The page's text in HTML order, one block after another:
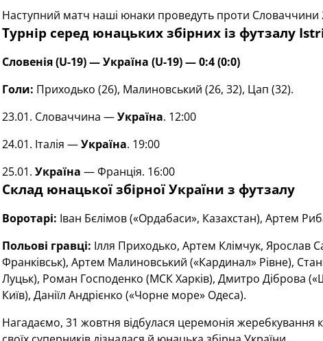
Наступний матч наші юнаки проведуть проти Словаччини
Турнір серед юнацьких збірних із футзалу
Словенія (U-19) — Україна (U-19)—0:4 (0:0)
Голи: Приходько (26), Малиновський (26, 32), Цап (32).
23.01. Словаччина —Україна. 12:00
24.01. Італія —Україна. 19:00
25.01. Україна — Франція. 16:00
Склад юнацької збірної України з футзалу
Воротарі: Іван Бєлімов («Ордабаси», Казахстан), Артем
Польові гравці: Ілля Приходько, Артем Клімчук, Ярослав
Франківськ), Артем Малиновський («Кардинал» Рівне),
Луцьк), Роман Господенко (МСК Харків), Дмитро Діброва
Київ), Даніїл Андрієнко («Чорне море» Одеса).
Нагадаємо, 31 жовтня відбулася церемонія жеребкування